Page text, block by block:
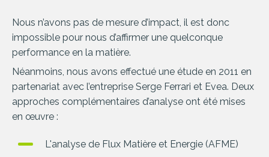
Nous n’avons pas de mesure d’impact, il est donc
impossible pour nous d’affirmer une quelconque
performance en la matière.
Néanmoins, nous avons effectué une étude en 2011 en
partenariat avec l’entreprise Serge Ferrari et Evea. Deux
approches complémentaires d’analyse ont été mises
en œuvre :
L'analyse de Flux Matière et Energie (AFME)